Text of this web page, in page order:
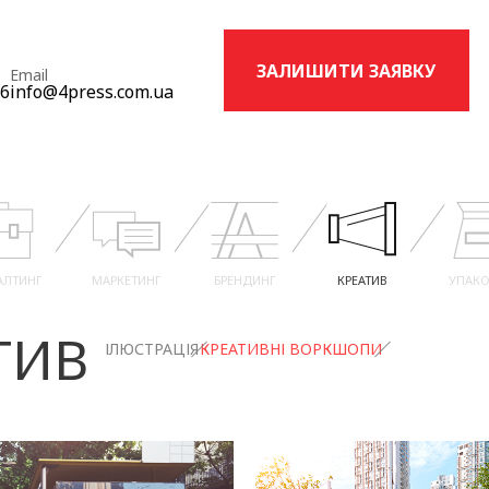
Email
info@4press.com.ua
ЗАЛИШИТИ ЗАЯВКУ
МАРКЕТИНГ БРЕНДИНГ КРЕАТИВ
ІЛЮСТРАЦІЯКРЕАТИВНІ ВОРКШОПИ